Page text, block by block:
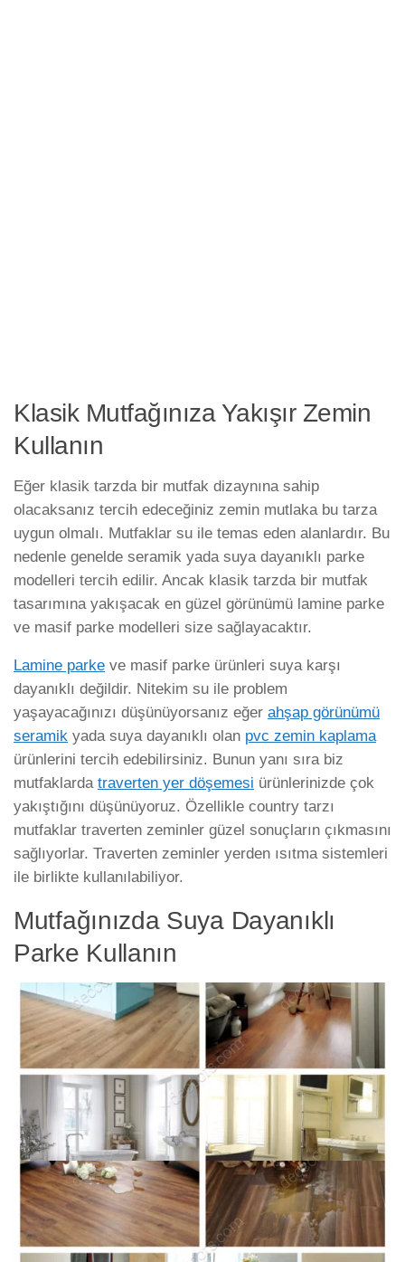
Klasik Mutfağınıza Yakışır Zemin
Kullanın
Eğer klasik tarzda bir mutfak dizaynına sahip
olacaksanız tercih edeceğiniz zemin mutlaka bu tarza
uygun olmalı. Mutfaklar su ile temas eden alanlardır. Bu
nedenle genelde seramik yada suya dayanıklı parke
modelleri tercih edilir. Ancak klasik tarzda bir mutfak
tasarımına yakışacak en güzel görünümü lamine parke
ve masif parke modelleri size sağlayacaktır.
Lamine parke ve masif parke ürünleri suya karşı
dayanıklı değildir. Nitekim su ile problem
yaşayacağınızı düşünüyorsanız eğer ahşap görünümü
seramik yada suya dayanıklı olan pvc zemin kaplama
ürünlerini tercih edebilirsiniz. Bunun yanı sıra biz
mutfaklarda traverten yer döşemesi ürünlerinizde çok
yakıştığını düşünüyoruz. Özellikle country tarzı
mutfaklar traverten zeminler güzel sonuçların çıkmasını
sağlıyorlar. Traverten zeminler yerden ısıtma sistemleri
ile birlikte kullanılabiliyor.
Mutfağınızda Suya Dayanıklı
Parke Kullanın